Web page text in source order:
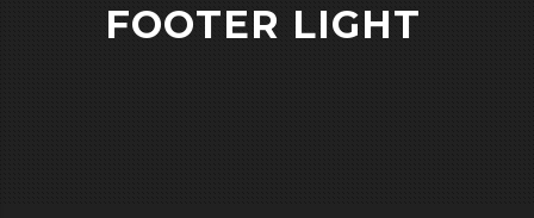
FOOTER LIGHT